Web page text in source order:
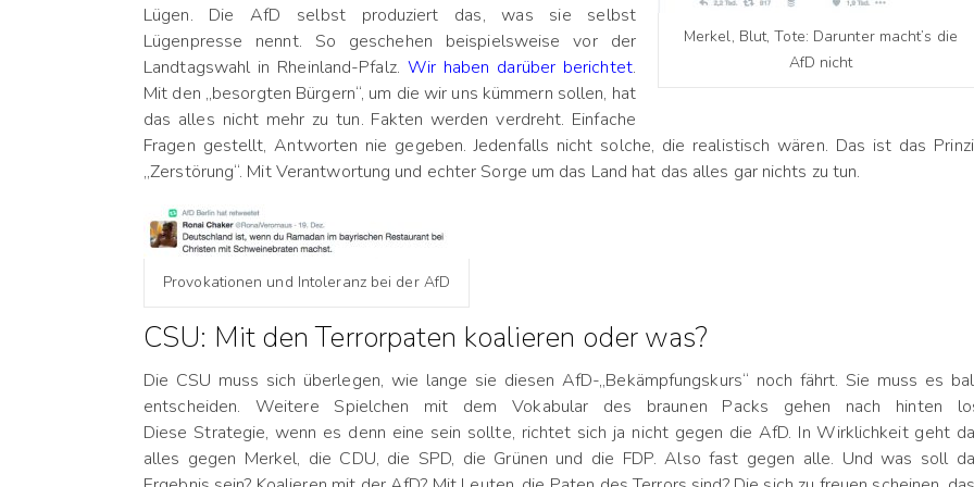
Merkel, Blut, Tote: Darunter macht’s die
AfD nicht
Lügen. Die AfD selbst produziert das, was sie selbst
Lügenpresse nennt. So geschehen beispielsweise vor der
Landtagswahl in Rheinland-Pfalz. Wir haben darüber berichtet.
Mit den „besorgten Bürgern“, um die wir uns kümmern sollen, hat
das alles nicht mehr zu tun. Fakten werden verdreht. Einfache
Fragen gestellt, Antworten nie gegeben. Jedenfalls nicht solche, die realistisch wären. Das ist das
„Zerstörung“. Mit Verantwortung und echter Sorge um das Land hat das alles gar nichts zu tun.
Provokationen und Intoleranz bei der AfD
CSU: Mit den Terrorpaten koalieren oder was?
Die CSU muss sich überlegen, wie lange sie diesen AfD-„Bekämpfungskurs“ noch fährt. Sie muss es
entscheiden. Weitere Spielchen mit dem Vokabular des braunen Packs gehen nach hinten
Diese Strategie, wenn es denn eine sein sollte, richtet sich ja nicht gegen die AfD. In Wirklichkeit geht
alles gegen Merkel, die CDU, die SPD, die Grünen und die FDP. Also fast gegen alle. Und was soll